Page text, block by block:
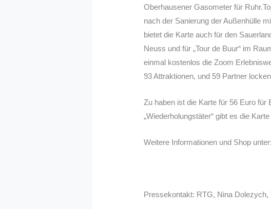
Oberhausener Gasometer für
nach der Sanierung der Außenhülle
bietet die Karte auch für den
Neuss und für „Tour de Buur“ im
einmal kostenlos die Zoom
93 Attraktionen, und 59 Partner
Zu haben ist die Karte für 56 Euro
„Wiederholungstäter“ gibt es die
Weitere Informationen und Shop
Pressekontakt: RTG, Nina Dolezych,